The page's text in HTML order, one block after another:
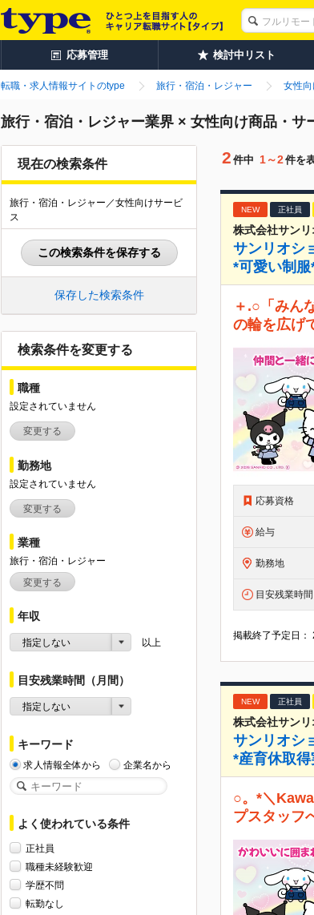
応募管理 検討中リスト
転職・求人情報サイトのtype 旅行・宿泊・レジャー 女性
旅行・宿泊・レジャー業界 × 女性向け商品・サ
現在の検索条件
旅行・宿泊・レジャー／女性向けサービ
ス
この検索条件を保存する
保存した検索条件
検索条件を変更する
職種
設定されていません
変更する
勤務地
設定されていません
変更する
業種
旅行・宿泊・レジャー
変更する
年収
指定しない 以上
目安残業時間（月間）
指定しない
キーワード
求人情報全体から 企業名から
よく使われている条件
正社員
職種未経験歓迎
学歴不問
転勤なし
2 件中 1～2件を
NEW 正社員
株式会社サンリ
サンリオシ
*可愛い制
＋.○「みん
の輪を広げ
応募資格
給与
勤務地
目安残業時間
掲載終了予定日：
NEW 正社員
株式会社サンリ
サンリオシ
*産育休取
○。*＼
プスタッフ